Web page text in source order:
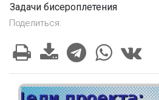
Задачи бисероплетения
Поделиться: